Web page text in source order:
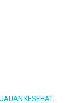
MENDALAM